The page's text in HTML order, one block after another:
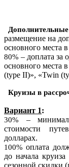
размещение на
основного места
80% – доплата за
основного места
(type II)», «Twin
Круизы в
Вариант 1:
30% –
стоимости
долларах.
100% оплата
до начала